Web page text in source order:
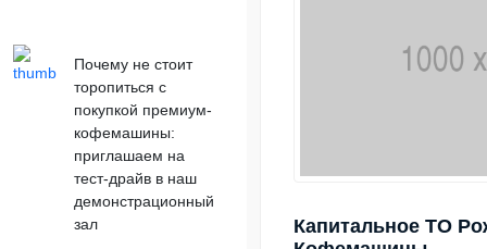
Почему не стоит
торопиться с
покупкой премиум-
кофемашины:
приглашаем на
тест-драйв в наш
демонстрационный
зал
Капитальное ТО